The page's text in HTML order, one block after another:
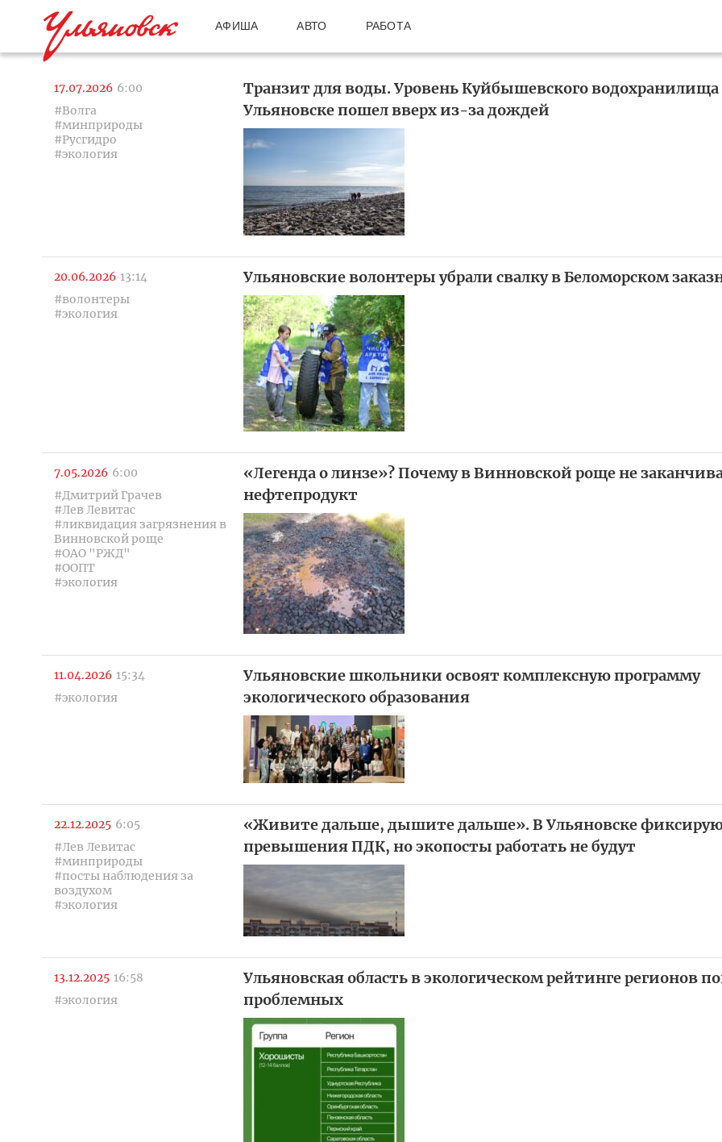
АФИША АВТО РАБОТА
17.07.2026 6:00
#Волга
#минприроды
#Русгидро
#экология
Транзит для воды. Уровень Куйбышевского водохранилища
Ульяновске пошел вверх из-за дождей
20.06.2026 13:14
#волонтеры
#экология
Ульяновские волонтеры убрали свалку в Беломорском
7.05.2026 6:00
#Дмитрий Грачев
#Лев Левитас
#ликвидация загрязнения в
Винновской роще
#ОАО "РЖД"
#ООПТ
#экология
«Легенда о линзе»? Почему в Винновской роще не
нефтепродукт
11.04.2026 15:34
#экология
Ульяновские школьники освоят комплексную программу
экологического образования
22.12.2025 6:05
#Лев Левитас
#минприроды
#посты наблюдения за
воздухом
#экология
«Живите дальше, дышите дальше». В Ульяновске
превышения ПДК, но экопосты работать не будут
13.12.2025 16:58
#экология
Ульяновская область в экологическом рейтинге регионов
проблемных